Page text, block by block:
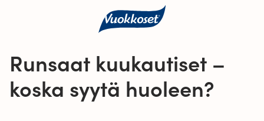
Runsaat kuukautiset –
koska syytä huoleen?